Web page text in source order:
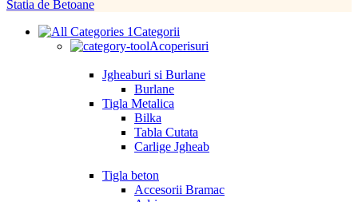
Statia de Betoane
Categorii
Acoperisuri
Jgheaburi si Burlane
Burlane
Tigla Metalica
Bilka
Tabla Cutata
Carlige Jgheab
Tigla beton
Accesorii Bramac